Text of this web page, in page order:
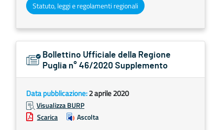
Statuto, leggi e regolamenti regionali
Bollettino Ufficiale della Regione
Puglia n° 46/2020 Supplemento
Data pubblicazione:2 aprile 2020
Visualizza BURP
Scarica
Ascolta